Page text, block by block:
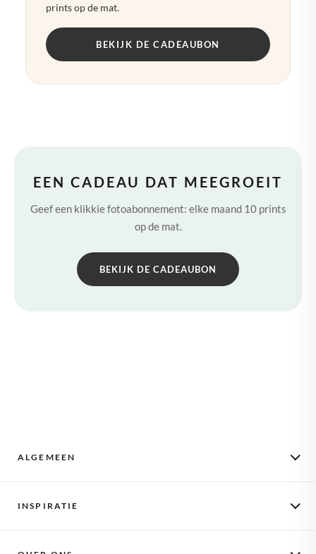
prints op de mat.
BEKIJK DE CADEAUBON
EEN CADEAU DAT MEEGROEIT
Geef een klikkie fotoabonnement: elke maand 10 prints
op de mat.
BEKIJK DE CADEAUBON
ALGEMEEN
Hoe het werkt
INSPIRATIE